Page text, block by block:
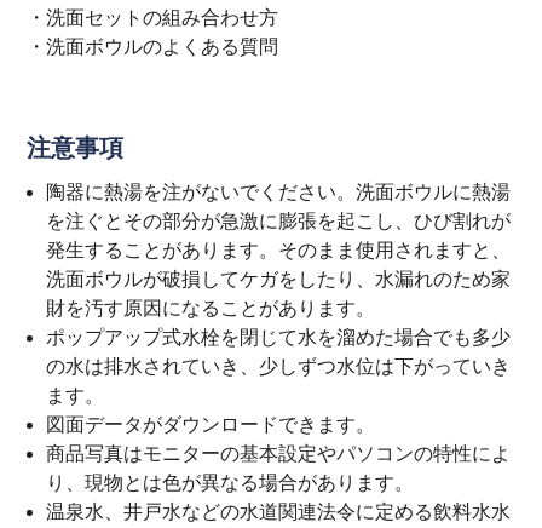
・洗面セットの組み合わせ方
・洗面ボウルのよくある質問
注意事項
陶器に熱湯を注がないでください。洗面ボウルに熱湯
を注ぐとその部分が急激に膨張を起こし、ひび割れが
発生することがあります。そのまま使用されますと、
洗面ボウルが破損してケガをしたり、水漏れのため家
財を汚す原因になることがあります。
ポップアップ式水栓を閉じて水を溜めた場合でも多少
の水は排水されていき、少しずつ水位は下がっていき
ます。
図面データがダウンロードできます。
商品写真はモニターの基本設定やパソコンの特性によ
り、現物とは色が異なる場合があります。
温泉水、井戸水などの水道関連法令に定める飲料水水